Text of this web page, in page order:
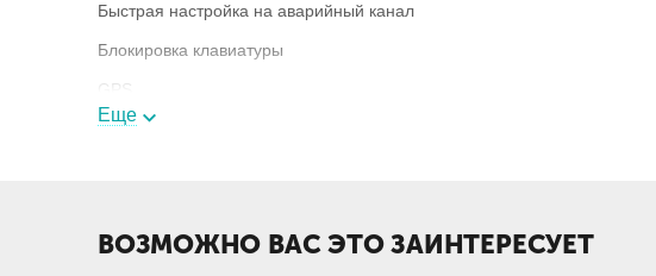
Быстрая настройка на аварийный канал
Блокировка клавиатуры
GPS
Таймер разговора
Радиостанция
Еще
ВОЗМОЖНО ВАС ЭТО ЗАИНТЕРЕСУЕТ